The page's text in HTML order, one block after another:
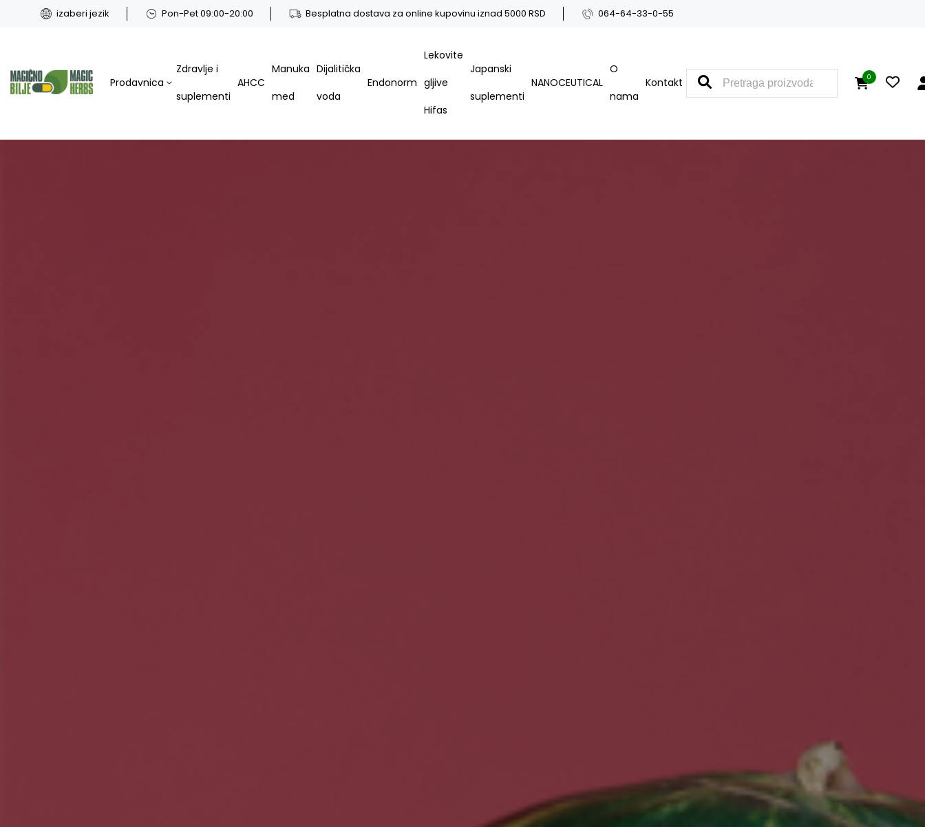
izaberi jezik Pon-Pet 09:00-20:00 Besplatna dostava za online kupovinu iznad 5000 RSD 064-64-33-0-55
0
Prodavnica
Zdravlje i
suplementi
AHCC
Manuka
med
Dijalitička
voda
Endonorm
Lekovite
gljive
Hifas
Japanski
suplementi
NANOCEUTICAL
O
nama
Kontakt